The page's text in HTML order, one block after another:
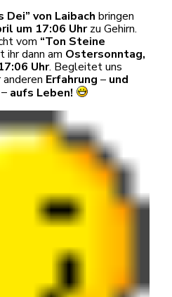
Dei” von Laibach bringen
um 17:06 Uhrzu Gehirn.
vom “Ton Steine
ihr dann am Ostersonntag,
Uhr. Begleitet uns
Erfahrung – und
– aufs Leben!